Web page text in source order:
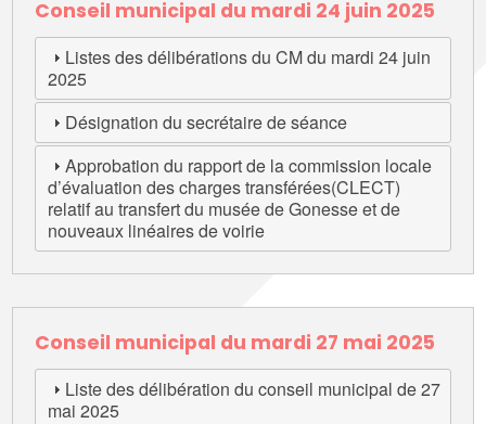
Conseil municipal du mardi 24 juin 2025
Listes des délibérations du CM du mardi 24 juin
2025
Désignation du secrétaire de séance
Approbation du rapport de la commission locale
d’évaluation des charges transférées(CLECT)
relatif au transfert du musée de Gonesse et de
nouveaux linéaires de voirie
Conseil municipal du mardi 27 mai 2025
Liste des délibération du conseil municipal de 27
mai 2025